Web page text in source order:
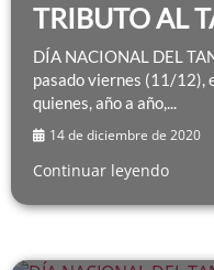
TRIBUTO AL
DÍA NACIONAL DEL
pasado viernes (11/12),
quienes, año a año,...
14 de diciembre de 2020
Continuar leyendo